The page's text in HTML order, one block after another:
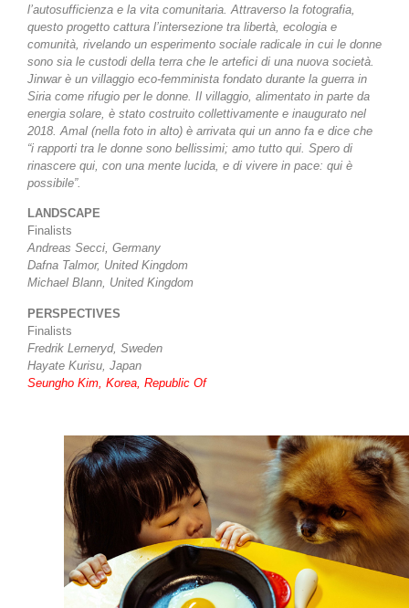
l’autosufficienza e la vita comunitaria. Attraverso la fotografia,
questo progetto cattura l’intersezione tra libertà, ecologia e
comunità, rivelando un esperimento sociale radicale in cui le donne
sono sia le custodi della terra che le artefici di una nuova società.
Jinwar è un villaggio eco-femminista fondato durante la guerra in
Siria come rifugio per le donne. Il villaggio, alimentato in parte da
energia solare, è stato costruito collettivamente e inaugurato nel
2018. Amal (nella foto in alto) è arrivata qui un anno fa e dice che
“i rapporti tra le donne sono bellissimi; amo tutto qui. Spero di
rinascere qui, con una mente lucida, e di vivere in pace: qui è
possibile”.
LANDSCAPE
Finalists
Andreas Secci, Germany
Dafna Talmor, United Kingdom
Michael Blann, United Kingdom
PERSPECTIVES
Finalists
Fredrik Lerneryd, Sweden
Hayate Kurisu, Japan
Seungho Kim, Korea, Republic Of